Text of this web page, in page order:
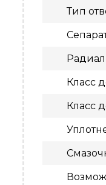
Тип
Класс
Класс